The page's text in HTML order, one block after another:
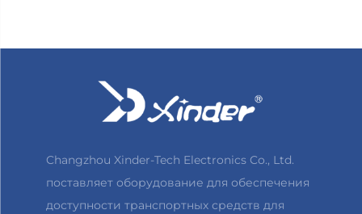
Changzhou Xinder-Tech Electronics Co., Ltd.
поставляет оборудование для обеспечения
доступности транспортных средств для